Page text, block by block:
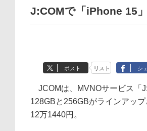
J:COMで「iPhone 15
ポスト リスト シ
JCOMは、MVNOサービス「
128GBと256GBがラインアッ
12万1440円。